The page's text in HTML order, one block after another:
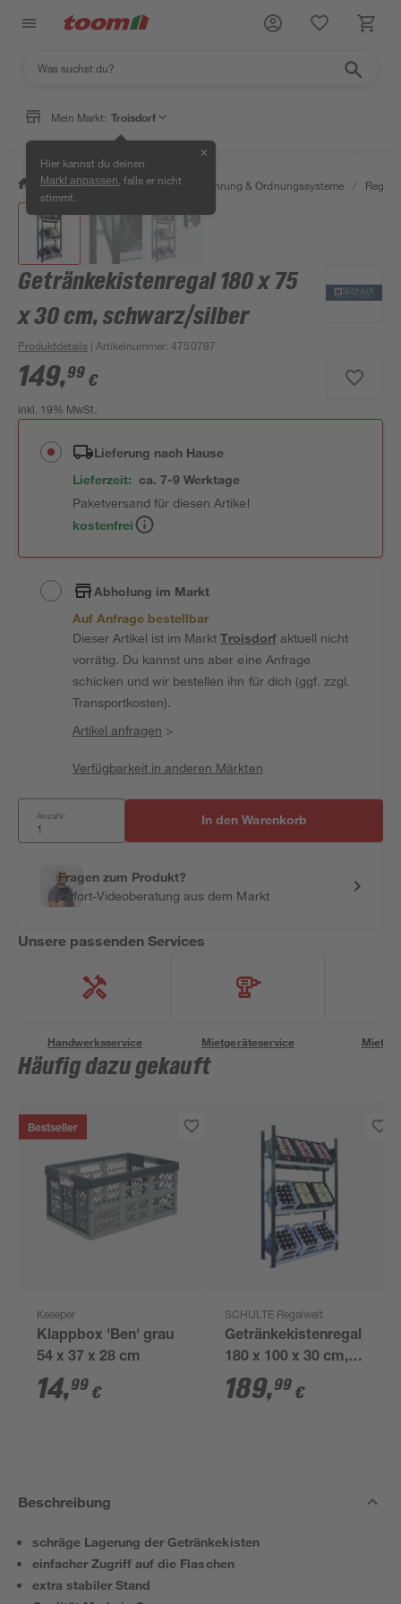
Mein Markt: Troisdorf
Hier kannst du deinen
Markt anpassen , falls er nicht
stimmt.
✕
/ Wohnen & Haushalt / Aufbewahrung & Ordnungssysteme / Regale
Getränkekistenregal 180 x 75
x 30 cm, schwarz/silber
Produktdetails | Artikelnummer:4750797
149,99 €
inkl. 19% MwSt.
Lieferung nach Hause
Lieferzeit: ca. 7-9 Werktage
Paketversand für diesen Artikel
kostenfrei
Abholung im Markt
Auf Anfrage bestellbar
Dieser Artikel ist im MarktTroisdorfaktuell nicht
vorrätig. Du kannst uns aber eine Anfrage
schicken und wir bestellen ihn für dich (ggf. zzgl.
Transportkosten).
Artikel anfragen >
Verfügbarkeit in anderen Märkten
Anzahl: In den Warenkorb
Fragen zum Produkt?
Sofort-Videoberatung aus dem Markt
Unsere passenden Services
Handwerksservice Mietgeräteservice
Häufig dazu gekauft
Bestseller
Keeeper
Klappbox 'Ben' grau
54 x 37 x 28 cm
14,99 €
SCHULTE Regalwelt
Getränkekistenregal
180 x 100 x 30 cm,
schwarz/silber
189,99 €
Beschreibung
schräge Lagerung der Getränkekisten
einfacher Zugriff auf die Flaschen
extra stabiler Stand